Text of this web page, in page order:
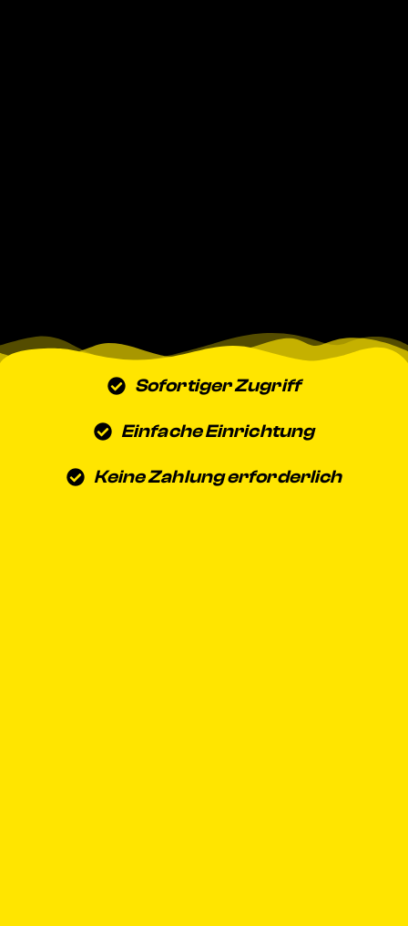
Sofortiger Zugriff
Einfache Einrichtung
Keine Zahlung erforderlich